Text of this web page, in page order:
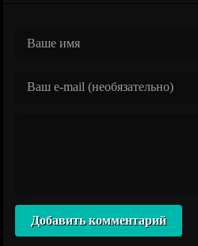
Добавить комментарий